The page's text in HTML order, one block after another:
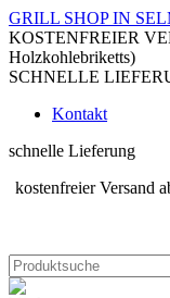
GRILL SHOP IN
KOSTENFREIER
Holzkohlebriketts)
SCHNELLE
Kontakt
schnelle Lieferung
kostenfreier Versand